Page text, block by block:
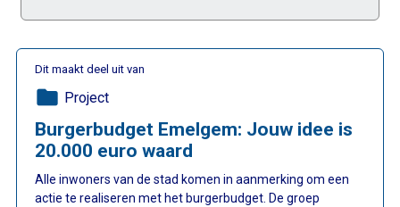
Dit maakt deel uit van
folder Project
Burgerbudget Emelgem: Jouw idee is
20.000 euro waard
Alle inwoners van de stad komen in aanmerking om een
actie te realiseren met het burgerbudget. De groep